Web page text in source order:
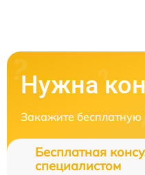
Нужна
Закажите бесплатную
Бесплатная
специалистом